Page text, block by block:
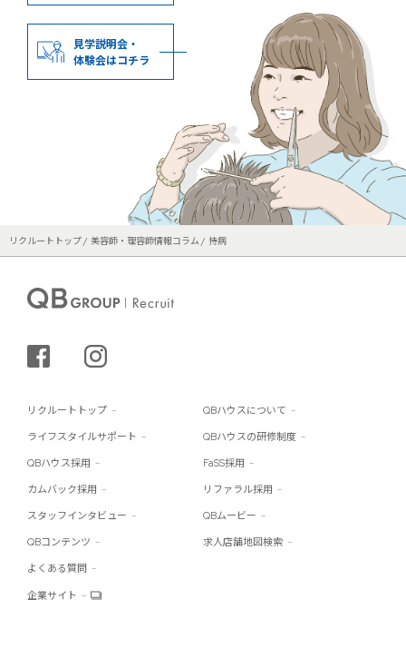
見学説明会・
体験会はコチラ
リクルートトップ 美容師・理容師情報コラム 持病
シェアする
リクルートトップ QBハウスについて
ライフスタイルサポート QBハウスの研修制度
QBハウス採用 FaSS採用
カムバック採用 リファラル採用
スタッフインタビュー QBムービー
QBコンテンツ 求人店舗地図検索
よくある質問
企業サイト